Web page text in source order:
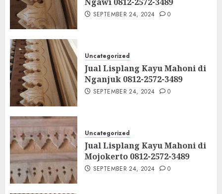
SEPTEMBER 24, 2024 0
Uncategorized
Jual Lisplang Kayu Mahoni di
Nganjuk 0812-2572-3489
SEPTEMBER 24, 2024 0
Uncategorized
Jual Lisplang Kayu Mahoni di
Mojokerto 0812-2572-3489
SEPTEMBER 24, 2024 0